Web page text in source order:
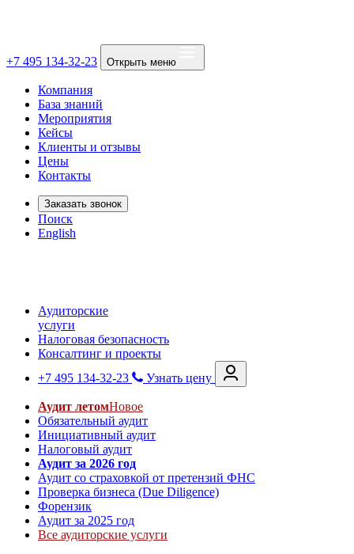
+7 495 134-32-23 Открыть меню
Компания
База знаний
Мероприятия
Кейсы
Клиенты и отзывы
Цены
Контакты
Заказать звонок
Поиск
English
Аудиторские
услуги
Налоговая безопасность
Консалтинг и проекты
+7 495 134-32-23
Узнать цену
Аудит летомНовое
Обязательный аудит
Инициативный аудит
Налоговый аудит
Аудит за 2026 год
Аудит со страховкой от претензий ФНС
Проверка бизнеса (Due Diligence)
Форензик
Аудит за 2025 год
Все аудиторские услуги